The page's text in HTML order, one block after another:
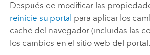
Después de modificar las
reinicie su portal para aplicar los
caché del navegador (incluidas las
los cambios en el sitio web del portal.